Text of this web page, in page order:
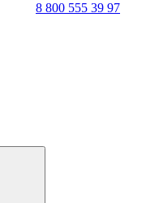
8 800 555 39 97